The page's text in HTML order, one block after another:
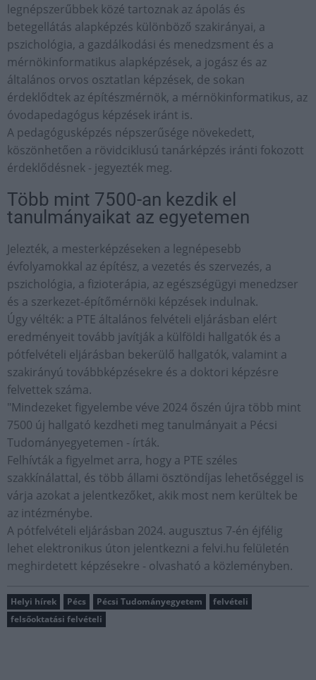
legnépszerűbbek közé tartoznak az ápolás és
betegellátás alapképzés különböző szakirányai, a
pszichológia, a gazdálkodási és menedzsment és a
mérnökinformatikus alapképzések, a jogász és az
általános orvos osztatlan képzések, de sokan
érdeklődtek az építészmérnök, a mérnökinformatikus, az
óvodapedagógus képzések iránt is.
A pedagógusképzés népszerűsége növekedett,
köszönhetően a rövidciklusú tanárképzés iránti fokozott
érdeklődésnek - jegyezték meg.
Több mint 7500-an kezdik el
tanulmányaikat az egyetemen
Jelezték, a mesterképzéseken a legnépesebb
évfolyamokkal az építész, a vezetés és szervezés, a
pszichológia, a fizioterápia, az egészségügyi menedzser
és a szerkezet-építőmérnöki képzések indulnak.
Úgy vélték: a PTE általános felvételi eljárásban elért
eredményeit tovább javítják a külföldi hallgatók és a
pótfelvételi eljárásban bekerülő hallgatók, valamint a
szakirányú továbbképzésekre és a doktori képzésre
felvettek száma.
"Mindezeket figyelembe véve 2024 őszén újra több mint
7500 új hallgató kezdheti meg tanulmányait a Pécsi
Tudományegyetemen - írták.
Felhívták a figyelmet arra, hogy a PTE széles
szakkínálattal, és több állami ösztöndíjas lehetőséggel is
várja azokat a jelentkezőket, akik most nem kerültek be
az intézménybe.
A pótfelvételi eljárásban 2024. augusztus 7-én éjfélig
lehet elektronikus úton jelentkezni a felvi.hu felületén
meghirdetett képzésekre - olvasható a közleményben.
Helyi hírek Pécs Pécsi Tudományegyetem
felvételi
felsőoktatási felvételi